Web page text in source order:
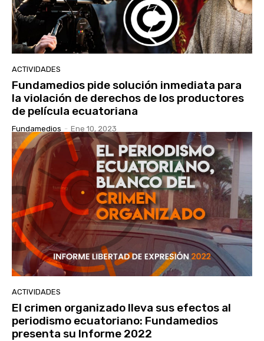
ACTIVIDADES
Fundamedios pide solución inmediata para
la violación de derechos de los productores
de película ecuatoriana
Fundamedios - Ene 10, 2023
ACTIVIDADES
El crimen organizado lleva sus efectos al
periodismo ecuatoriano: Fundamedios
presenta su Informe 2022